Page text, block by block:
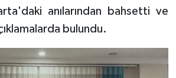
anılarından bahsetti ve
bulundu.